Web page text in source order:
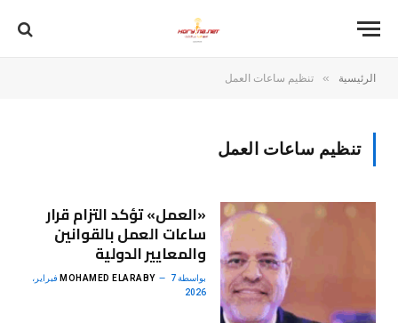
الرئيسية » تنظيم ساعات العمل
تنظيم ساعات العمل
«العمل» تؤكد التزام قرار
ساعات العمل بالقوانين
والمعايير الدولية
بواسطة MOHAMED ELARABY 7 فبراير،
2026